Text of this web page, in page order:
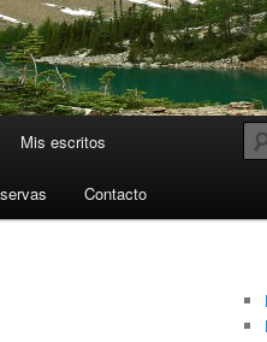
Mis escritos
Contacto